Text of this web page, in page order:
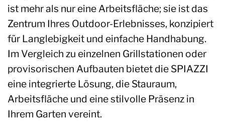
ist mehr als nur eine Arbeitsfläche; sie ist das
Zentrum Ihres Outdoor-Erlebnisses, konzipiert
für Langlebigkeit und einfache Handhabung.
Im Vergleich zu einzelnen Grillstationen oder
provisorischen Aufbauten bietet die SPIAZZI
eine integrierte Lösung, die Stauraum,
Arbeitsfläche und eine stilvolle Präsenz in
Ihrem Garten vereint.